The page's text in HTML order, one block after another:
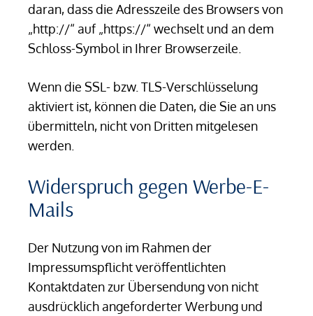
daran, dass die Adresszeile des Browsers von
„http://“ auf „https://“ wechselt und an dem
Schloss-Symbol in Ihrer Browserzeile.
Wenn die SSL- bzw. TLS-Verschlüsselung
aktiviert ist, können die Daten, die Sie an uns
übermitteln, nicht von Dritten mitgelesen
werden.
Widerspruch gegen Werbe-E-
Mails
Der Nutzung von im Rahmen der
Impressumspflicht veröffentlichten
Kontaktdaten zur Übersendung von nicht
ausdrücklich angeforderter Werbung und